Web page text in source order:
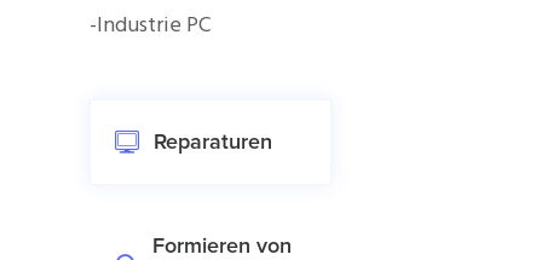
-Industrie PC
Reparaturen
Formieren von